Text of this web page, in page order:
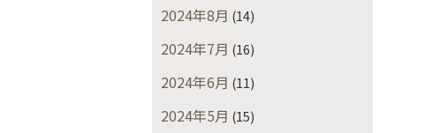
2024年8月 (14)
2024年7月 (16)
2024年6月 (11)
2024年5月 (15)